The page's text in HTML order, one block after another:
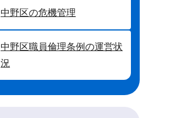
中野区の危機管理
中野区職員倫理条例の運営状
況